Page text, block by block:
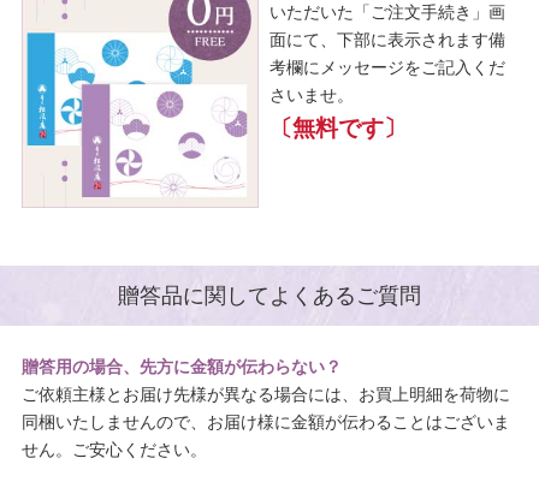
いただいた「ご注文手続き」画
面にて、下部に表示されます備
考欄にメッセージをご記入くだ
さいませ。
〔無料です〕
贈答品に関してよくあるご質問
贈答用の場合、先方に金額が伝わらない？
ご依頼主様とお届け先様が異なる場合には、お買上明細を荷物に
同梱いたしませんので、お届け様に金額が伝わることはございま
せん。ご安心ください。